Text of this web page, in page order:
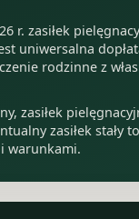
r. zasiłek
uniwersalna
rodzinne z
zasiłek
zasiłek stały
warunkami.